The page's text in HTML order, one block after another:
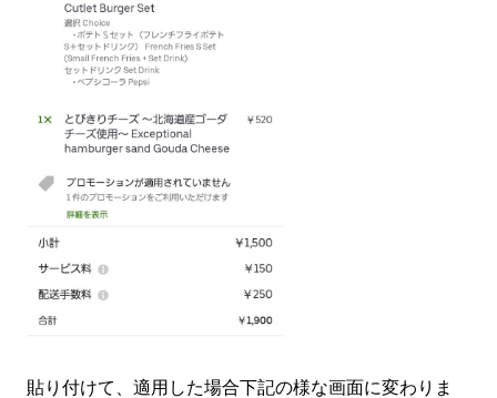
貼り付けて、適用した場合下記の様な画面に変わりま